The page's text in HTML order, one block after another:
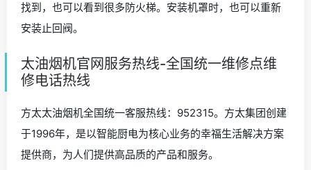
找到，也可以看到很多防火梯。安装机罩时，也可以重新
安装止回阀。
太油烟机官网服务热线-全国统一维修点维
修电话热线
方太太油烟机全国统一客服热线：952315。方太集团创建
于1996年，是以智能厨电为核心业务的幸福生活解决方案
提供商，为人们提供高品质的产品和服务。